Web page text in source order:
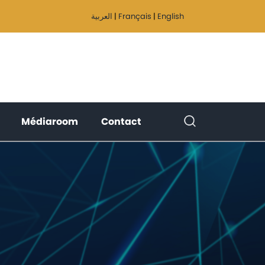
العربية | Français | English
Médiaroom (current)
Contact (current)